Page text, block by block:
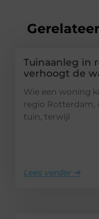
Tuinaanleg in
verhoogt de
Wie een woning
regio Rotterdam,
tuin, terwijl
Lees verder ➜